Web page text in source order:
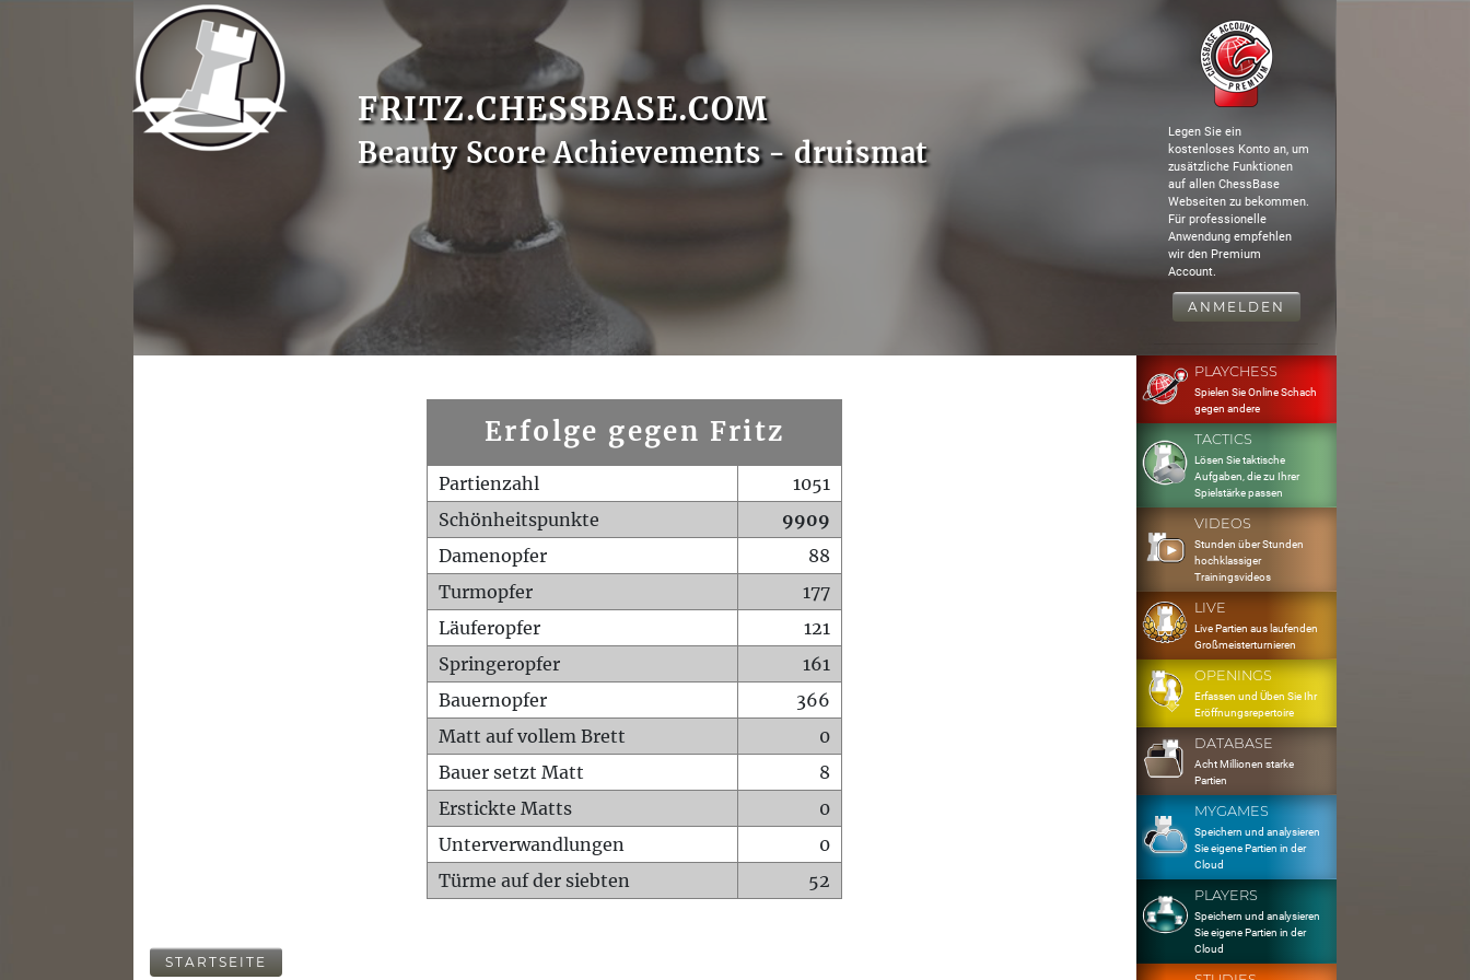
FRITZ.CHESSBASE.COM
Beauty Score Achievements - druismat
Legen Sie ein
kostenloses Konto an, um
zusätzliche Funktionen
auf allen ChessBase
Webseiten zu bekommen.
Für professionelle
Anwendung empfehlen
wir den Premium
Account.
ANMELDEN
Erfolge gegen Fritz
Partienzahl
1051
Schönheitspunkte
9909
Damenopfer
88
Turmopfer
177
Läuferopfer
121
Springeropfer
161
Bauernopfer
366
Matt auf vollem Brett
0
Bauer setzt Matt
8
Erstickte Matts
0
Unterverwandlungen
0
Türme auf der siebten
52
STARTSEITE
PLAYCHESS
Spielen Sie Online Schach
gegen andere
TACTICS
Lösen Sie taktische
Aufgaben, die zu Ihrer
Spielstärke passen
VIDEOS
Stunden über Stunden
hochklassiger
Trainingsvideos
LIVE
Live Partien aus laufenden
Großmeisterturnieren
OPENINGS
Erfassen und Üben Sie Ihr
Eröffnungsrepertoire
DATABASE
Acht Millionen starke
Partien
MYGAMES
Speichern und analysieren
Sie eigene Partien in der
Cloud
PLAYERS
Speichern und analysieren
Sie eigene Partien in der
Cloud